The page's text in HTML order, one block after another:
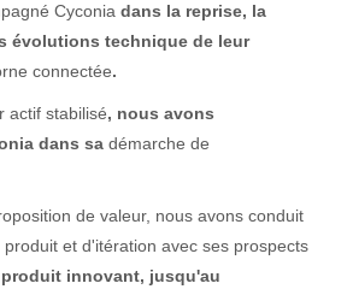
Cyconia dans la reprise, la
évolutions technique de leur
connectée.
actif stabilisé, nous avons
dans sa démarche de
de valeur, nous avons conduit
et d'itération avec ses prospects
innovant, jusqu'au